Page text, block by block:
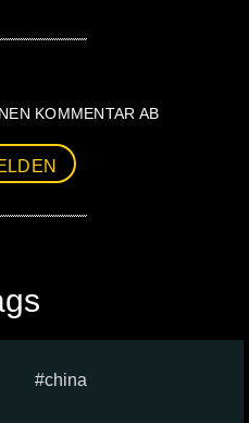
KOMMENTAR AB
china